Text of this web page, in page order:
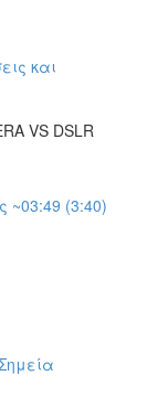
και
VS DSLR
~03:49 (3:40)